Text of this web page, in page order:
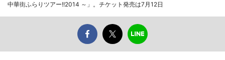
中華街ふらりツアー!!2014 ～」。チケット発売は7月12日